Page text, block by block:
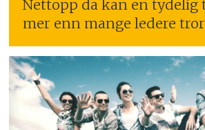
Nettopp da kan en tydelig
mer enn mange ledere